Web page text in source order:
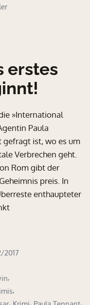
erstes
»International
Paula
gefragt ist, wo es um
Verbrechen geht.
Rom gibt der
preis. In
enthaupteter
2017
,
,
, , ,